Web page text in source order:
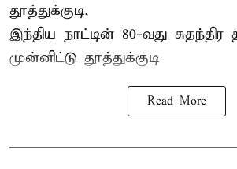
தூத்துக்குடி,
இந்திய நாட்டின் 80-வது
முன்னிட்டு தூத்துக்குடி
Read More